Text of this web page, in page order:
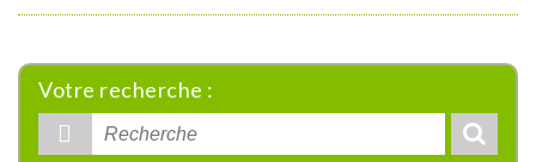
Votre recherche :
Rechercher